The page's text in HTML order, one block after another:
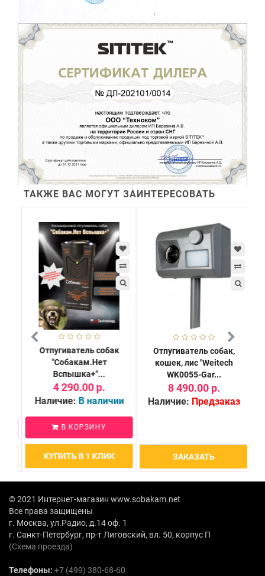
ТАКЖЕ ВАС МОГУТ ЗАИНТЕРЕСОВАТЬ
Отпугиватель собак
"Собакам.Нет
Вспышка+"...
4 290.00 р.
Наличие:В наличии
В КОРЗИНУ
КУПИТЬ В 1 КЛИК
Отпугиватель собак,
кошек, лис "Weitech
WK0055-Gar...
8 490.00 р.
Наличие:Предзаказ
ЗАКАЗАТЬ
© 2021 Интернет-магазин www.sobakam.net
Все права защищены
г. Москва, ул.Радио, д.14 оф. 1
г. Санкт-Петербург, пр-т Лиговский, вл. 50, корпус П
(Схема проезда)
Телефоны: +7 (499) 380-68-60